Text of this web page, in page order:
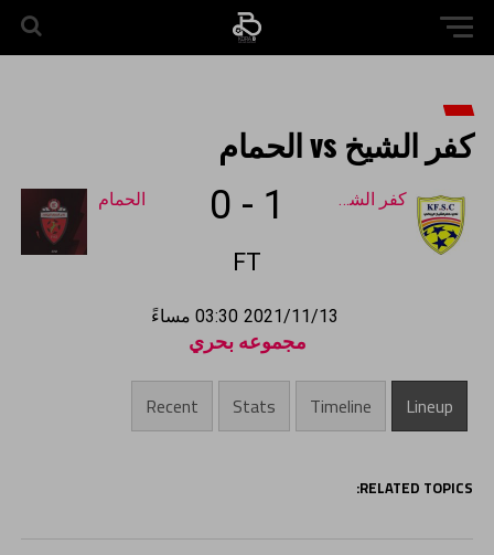
كفر الشيخ vs الحمام
كفر الشيخ 1
-
0
FT
الحمام
2021/11/13 03:30 مساءً
مجموعه بحري
Lineup
Timeline
Stats
Recent
RELATED TOPICS: